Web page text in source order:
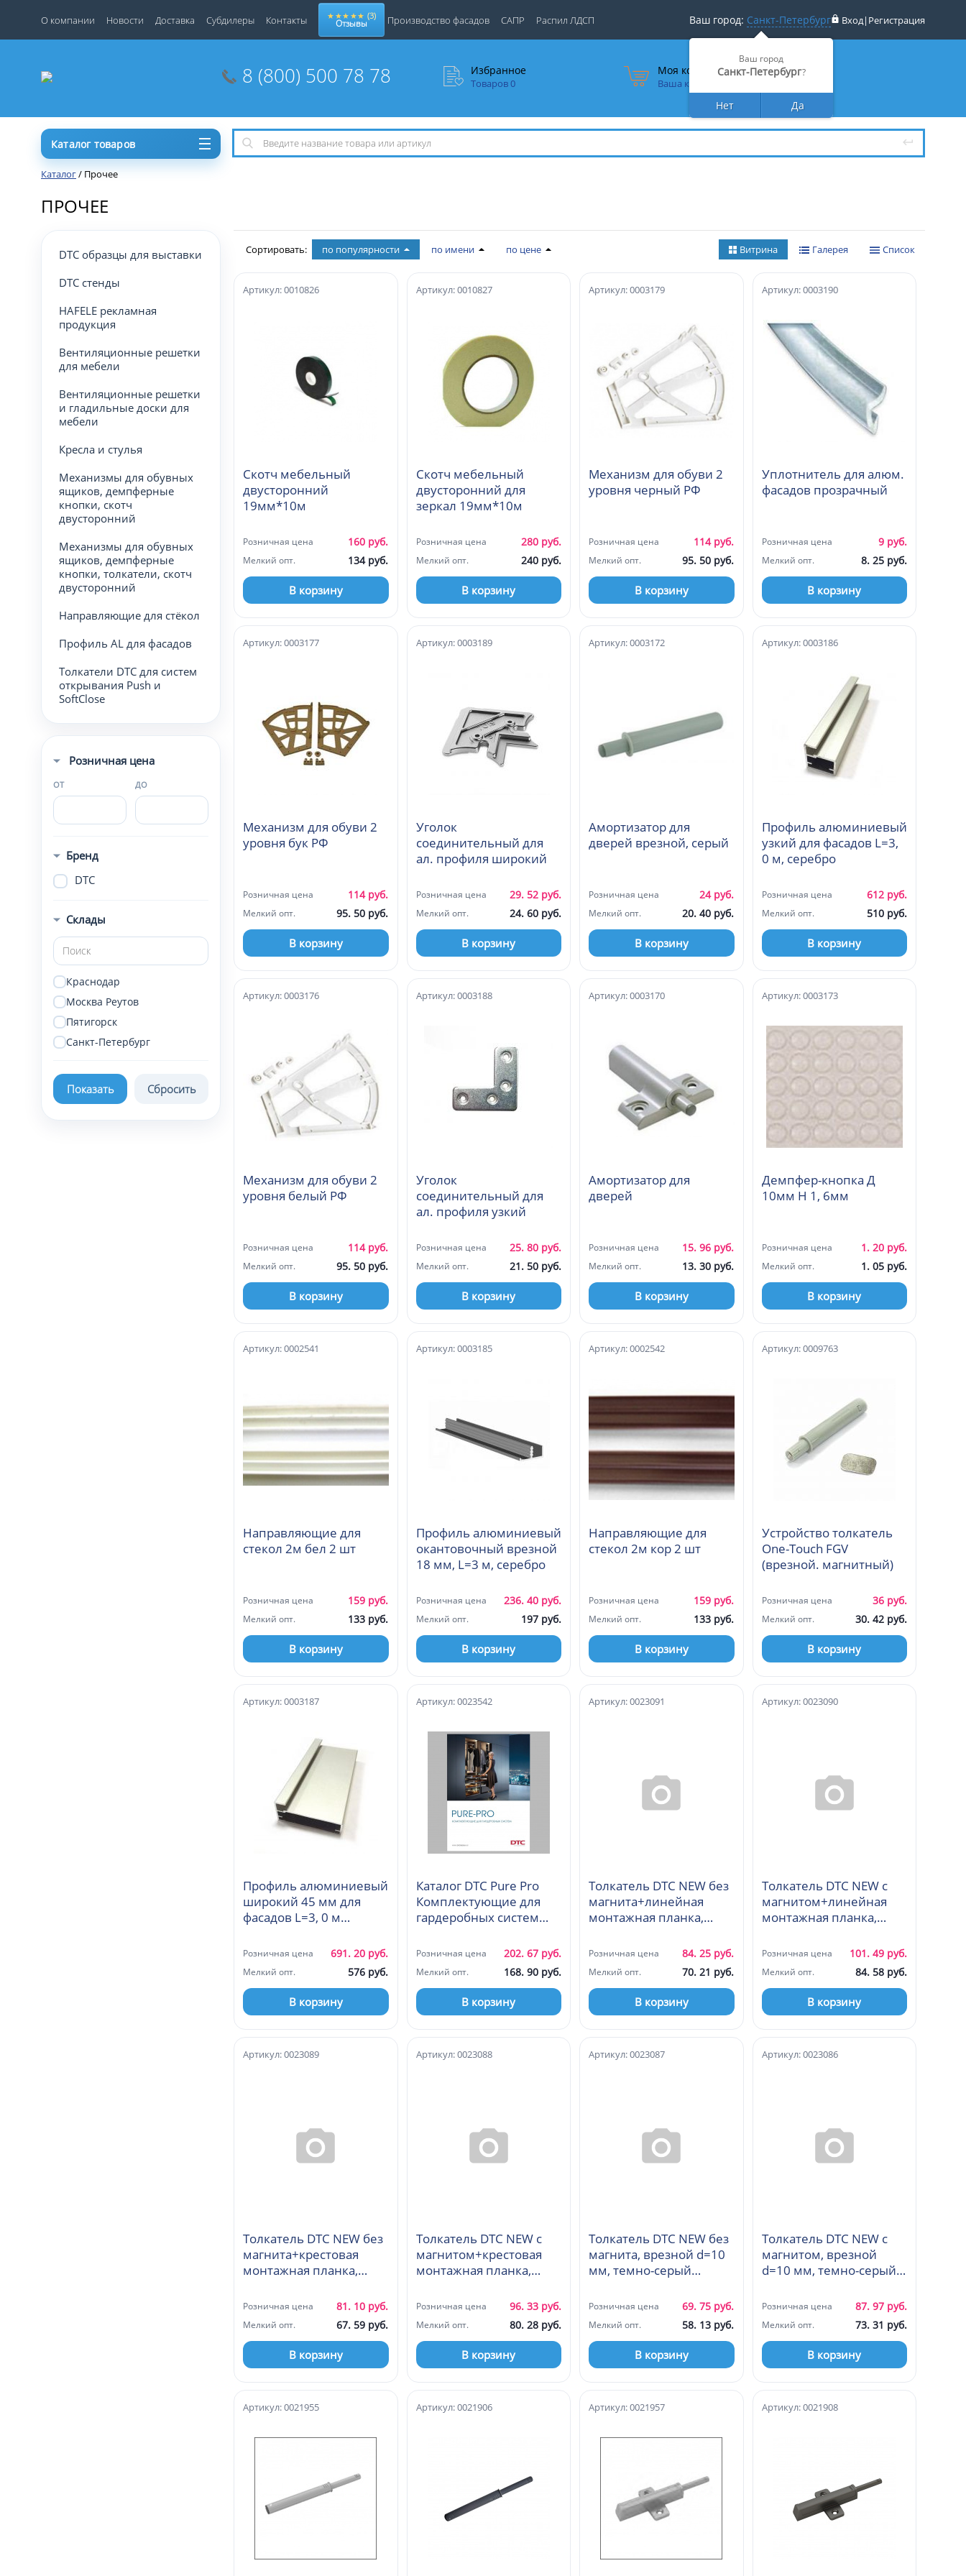
Ваш город: Санкт-Петербург
Ваш город
Санкт-Петербург?
Нет Да
Вход| Регистрация
О компании Новости Доставка Субдилеры Контакты ★★★★★ (3)
Отзывы Производство фасадов САПР Распил ЛДСП
8 (800) 500 78 78 Избранное
Товаров0
Моя корзина
Ваша корзина пуста
Каталог товаров
Каталог/ Прочее
ПРОЧЕЕ
DTC образцы для выставки
DTC стенды
HAFELE рекламная
продукция
Вентиляционные решетки
для мебели
Вентиляционные решетки
и гладильные доски для
мебели
Кресла и стулья
Механизмы для обувных
ящиков, демпферные
кнопки, скотч
двусторонний
Механизмы для обувных
ящиков, демпферные
кнопки, толкатели, скотч
двусторонний
Направляющие для стёкол
Профиль AL для фасадов
Толкатели DTC для систем
открывания Push и
SoftClose
Розничная цена
ОТ ДО
Бренд
DTC
Склады
Краснодар
Москва Реутов
Пятигорск
Санкт-Петербург
Список
Галерея
Витрина
Сортировать: по популярности по имени по цене
Скотч мебельный
двусторонний
19мм*10м
Артикул: 0010826
Розничная цена 160 руб.
Мелкий опт. 134 руб.
В корзину
Скотч мебельный
двусторонний для
зеркал 19мм*10м
Артикул: 0010827
Розничная цена 280 руб.
Мелкий опт. 240 руб.
В корзину
Механизм для обуви 2
уровня черный РФ
Артикул: 0003179
Розничная цена 114 руб.
Мелкий опт. 95. 50 руб.
В корзину
Уплотнитель для алюм.
фасадов прозрачный
Артикул: 0003190
Розничная цена 9 руб.
Мелкий опт. 8. 25 руб.
В корзину
Механизм для обуви 2
уровня бук РФ
Артикул: 0003177
Розничная цена 114 руб.
Мелкий опт. 95. 50 руб.
В корзину
Уголок
соединительный для
ал. профиля широкий
Артикул: 0003189
Розничная цена 29. 52 руб.
Мелкий опт. 24. 60 руб.
В корзину
Амортизатор для
дверей врезной, серый
Артикул: 0003172
Розничная цена 24 руб.
Мелкий опт. 20. 40 руб.
В корзину
Профиль алюминиевый
узкий для фасадов L=3,
0 м, серебро
Артикул: 0003186
Розничная цена 612 руб.
Мелкий опт. 510 руб.
В корзину
Механизм для обуви 2
уровня белый РФ
Артикул: 0003176
Розничная цена 114 руб.
Мелкий опт. 95. 50 руб.
В корзину
Уголок
соединительный для
ал. профиля узкий
Артикул: 0003188
Розничная цена 25. 80 руб.
Мелкий опт. 21. 50 руб.
В корзину
Амортизатор для
дверей
Артикул: 0003170
Розничная цена 15. 96 руб.
Мелкий опт. 13. 30 руб.
В корзину
Демпфер-кнопка Д
10мм Н 1, 6мм
Артикул: 0003173
Розничная цена 1. 20 руб.
Мелкий опт. 1. 05 руб.
В корзину
Направляющие для
стекол 2м бел 2 шт
Артикул: 0002541
Розничная цена 159 руб.
Мелкий опт. 133 руб.
В корзину
Профиль алюминиевый
окантовочный врезной
18 мм, L=3 м, серебро
Артикул: 0003185
Розничная цена 236. 40 руб.
Мелкий опт. 197 руб.
В корзину
Направляющие для
стекол 2м кор 2 шт
Артикул: 0002542
Розничная цена 159 руб.
Мелкий опт. 133 руб.
В корзину
Устройство толкатель
One-Touch FGV
(врезной. магнитный)
Артикул: 0009763
Розничная цена 36 руб.
Мелкий опт. 30. 42 руб.
В корзину
Профиль алюминиевый
широкий 45 мм для
фасадов L=3, 0 м
Артикул: 0003187
Розничная цена 691. 20 руб.
Мелкий опт. 576 руб.
В корзину
Каталог DTC Pure Pro
Комплектующие для
гардеробных систем
Артикул: 0023542
Розничная цена 202. 67 руб.
Мелкий опт. 168. 90 руб.
В корзину
Толкатель DTC NEW без
магнита+линейная
монтажная планка,
(MSB01F01, H11)
Артикул: 0023091
Розничная цена 84. 25 руб.
Мелкий опт. 70. 21 руб.
В корзину
Толкатель DTC NEW с
магнитом+линейная
монтажная планка,
(MSB01A01, H11)
Артикул: 0023090
Розничная цена 101. 49 руб.
Мелкий опт. 84. 58 руб.
В корзину
Толкатель DTC NEW без
магнита+крестовая
монтажная планка,
(MSB01F02, H11)
Артикул: 0023089
Розничная цена 81. 10 руб.
Мелкий опт. 67. 59 руб.
В корзину
Толкатель DTC NEW с
магнитом+крестовая
монтажная планка,
(MSB01A02, H11)
Артикул: 0023088
Розничная цена 96. 33 руб.
Мелкий опт. 80. 28 руб.
В корзину
Толкатель DTC NEW без
магнита, врезной d=10
мм, темно-серый
Артикул: 0023087
Розничная цена 69. 75 руб.
Мелкий опт. 58. 13 руб.
В корзину
Толкатель DTC NEW с
магнитом, врезной
d=10 мм, темно-серый
Артикул: 0023086
Розничная цена 87. 97 руб.
Мелкий опт. 73. 31 руб.
В корзину
Артикул: 0021955 Артикул: 0021906 Артикул: 0021957 Артикул: 0021908